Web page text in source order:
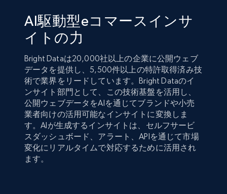
AI駆動型eコマースインサ
イトの力
Bright Dataは20,000社以上の企業に公開ウェブ
データを提供し、5,500件以上の特許取得済み技
術で業界をリードしています。Bright Dataのイ
ンサイト部門として、この技術基盤を活用し、
公開ウェブデータをAIを通じてブランドや小売
業者向けの活用可能なインサイトに変換しま
す。AIが生成するインサイトは、セルフサービ
スダッシュボード、アラート、APIを通じて市場
変化にリアルタイムで対応するために活用され
ます。